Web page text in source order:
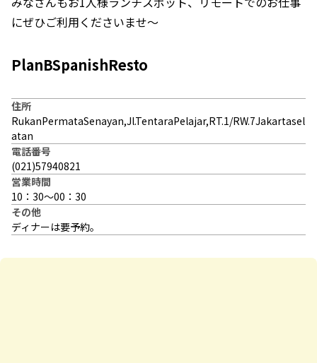
にぜひご利用くださいませ～
PlanBSpanishResto
住所
RukanPermataSenayan,Jl.TentaraPelajar,RT.1/RW.7Jakartasel
atan
電話番号
(021)57940821
営業時間
10：30～00：30
その他
ディナーは要予約。